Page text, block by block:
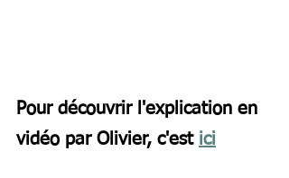
Pour découvrir l'explication en
vidéo par Olivier, c'est ici